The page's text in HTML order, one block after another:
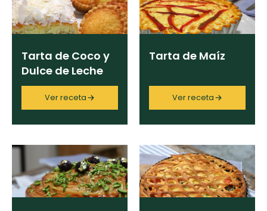
Galletas con
Chispas de
Chocolate
Key Lime Pie
Tiramisú
30 min
Todas las
recetas
Ingrediente
Chef
Tarta de Coco y
Dulce de Leche
Ver receta
Tarta de Maíz
Ver receta